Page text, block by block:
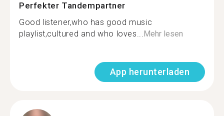
Perfekter Tandempartner
Good listener,who has good music
playlist,cultured and who loves...Mehr lesen
App herunterladen